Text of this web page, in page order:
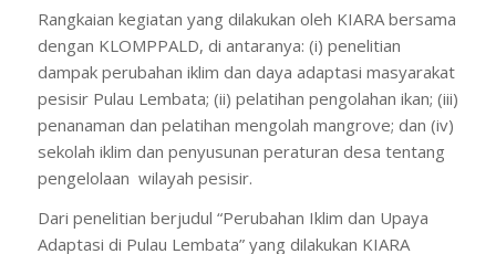
Rangkaian kegiatan yang dilakukan oleh KIARA bersama
dengan KLOMPPALD, di antaranya: (i) penelitian
dampak perubahan iklim dan daya adaptasi masyarakat
pesisir Pulau Lembata; (ii) pelatihan pengolahan ikan; (iii)
penanaman dan pelatihan mengolah mangrove; dan (iv)
sekolah iklim dan penyusunan peraturan desa tentang
pengelolaan wilayah pesisir.
Dari penelitian berjudul “Perubahan Iklim dan Upaya
Adaptasi di Pulau Lembata” yang dilakukan KIARA